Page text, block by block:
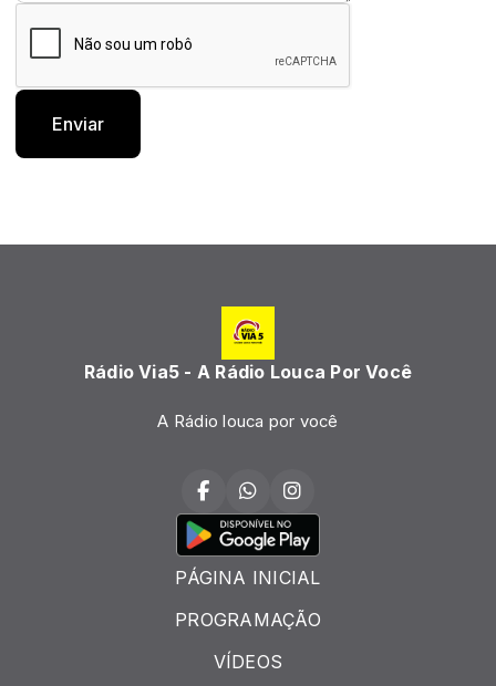
Enviar
Rádio Via5 - A Rádio Louca Por Você
A Rádio louca por você
PÁGINA INICIAL
PROGRAMAÇÃO
VÍDEOS